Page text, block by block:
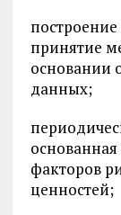
принятие
основании
данных;
факторов
ценностей;